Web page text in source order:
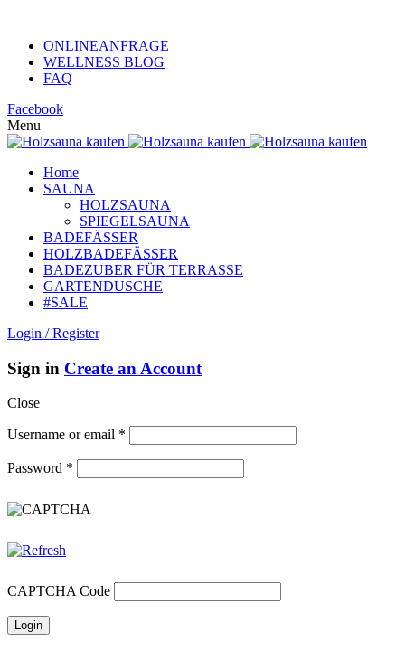
ONLINEANFRAGE
WELLNESS BLOG
FAQ
Facebook
Menu
Home
SAUNA
HOLZSAUNA
SPIEGELSAUNA
BADEFÄSSER
HOLZBADEFÄSSER
BADEZUBER FÜR TERRASSE
GARTENDUSCHE
#SALE
Login / Register
Sign in Create an Account
Close
Username or email *
Password *
CAPTCHA Code